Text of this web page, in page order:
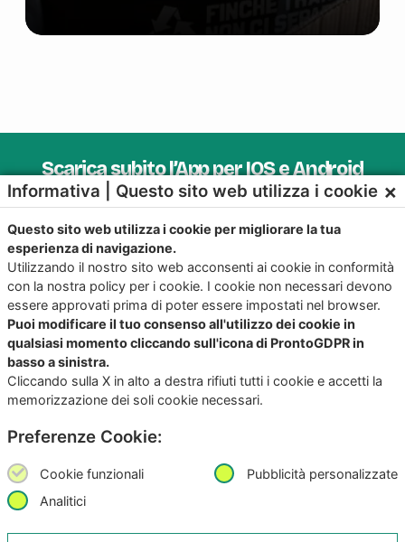
Scarica subito l’App per IOS e Android
Provala, è Gratis!
Copyright©2026Giunko srl | All Rights Reserved |
Via di Corticella 205/N, 40128 Bologna – PI
Informativa | Questo sito web utilizza i cookie ×
Questo sito web utilizza i cookie per migliorare la tua
esperienza di navigazione.
Utilizzando il nostro sito web acconsenti ai cookie in conformità
con la nostra policy per i cookie. I cookie non necessari devono
essere approvati prima di poter essere impostati nel browser.
Puoi modificare il tuo consenso all'utilizzo dei cookie in
qualsiasi momento cliccando sull'icona di ProntoGDPR in
basso a sinistra.
Cliccando sulla X in alto a destra rifiuti tutti i cookie e accetti la
memorizzazione dei soli cookie necessari.
Preferenze Cookie:
Cookie funzionali
Pubblicità personalizzate
Analitici